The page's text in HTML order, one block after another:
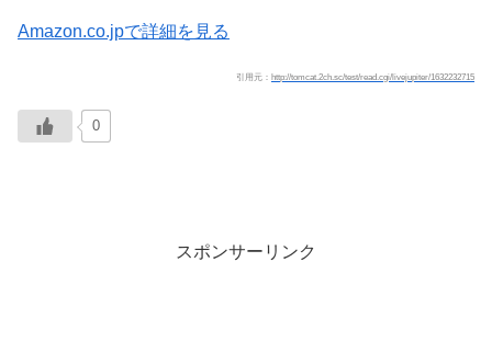
Amazon.co.jpで詳細を見る
引用元： http://tomcat.2ch.sc/test/read.cgi/livejupiter/1632232715
0
スポンサーリンク